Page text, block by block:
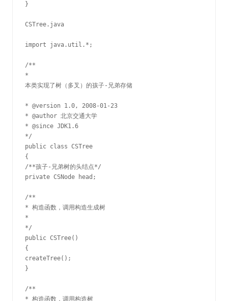
}
CSTree.java
import java.util.*;
/**
*
本类实现了树（多叉）的孩子-兄弟存储
* @version 1.0, 2008-01-23
* @author 北京交通大学
* @since JDK1.6
*/
public class CSTree
{
/**孩子-兄弟树的头结点*/
private CSNode head;
/**
* 构造函数，调用构造生成树
*
*/
public CSTree()
{
createTree();
}
/**
* 构造函数，调用构造树